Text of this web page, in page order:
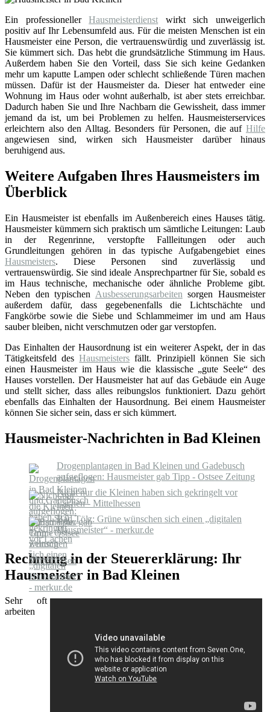
Ein professionellerHausmeisterdienst wirkt sich unweigerlich
positiv auf Ihr Lebensumfeld aus. Für die meisten Menschen ist ein
Hausmeister eine Person, die vertrauenswürdig und zuverlässig ist.
Sie kümmert sich. Das hebt die grundsätzliche Stimmung im Haus.
Außerdem haben Sie den Vorteil, dass Sie sich keine Gedanken
mehr um kaputte Lampen oder schlecht schließende Türen machen
müssen. Dafür ist der Hausmeister da. Dieser hat entweder eine
Wohnung im Haus oder wohnt außerhalb, ist aber stets erreichbar.
Dadurch haben Sie und Ihre Nachbarn die Gewissheit, dass immer
jemand da ist, um bei Problemen zu helfen. Hausmeisterservices
erleichtern also den Alltag. Besonders für Personen, die auf Hilfe
angewiesen sind, wirken sich Hausmeister darüber hinaus
beruhigend aus.
Weitere Aufgaben Ihres Hausmeisters im
Überblick
Ein Hausmeister ist ebenfalls im Außenbereich eines Hauses tätig.
Hausmeister kümmern sich praktisch um sämtliche Leitungen: Laub
in der Regenrinne, verstopfte Fallleitungen oder auch
Grundleitungen gehören in das typische Aufgabengebiet eines
Hausmeisters. Diese Personen sind zuverlässig und
vertrauenswürdig. Sie sind ideale Ansprechpartner für Sie, sobald es
im Haus technische, mechanische oder ähnliche Probleme gibt.
Neben den typischen Ausbesserungsarbeiten sorgen Hausmeister
außerdem dafür, dass gegebenenfalls die Lichtschächte und
Fangkörbe sowie die Siebe und Schlammeimer im und am Haus
sauber bleiben, nicht verschmutzen oder gar verstopfen.
Das Einhalten der Hausordnung ist ein weiterer Aspekt, der in das
Tätigkeitsfeld desHausmeisters fällt. Prinzipiell können Sie sich
einen Hausmeister im Haus wie die klassische „gute Seele“ des
Hauses vorstellen. Der Hausmeister hat auf das Gebäude ein Auge
und stellt sicher, dass alles reibungslos funktioniert. Dazu gehört
ebenfalls das Einhalten der Hausordnung. Bei einem Hausmeister
können Sie sicher sein, dass er sich kümmert.
Hausmeister-Nachrichten in Bad Kleinen
Drogenplantagen in Bad Kleinen und Gadebusch
aufgeflogen: Hausmeister gab Tipp - Ostsee Zeitung
Nicht nur die Kleinen haben sich gekringelt vor
Lachen - Mittelhessen
Bad Tölz: Grüne wünschen sich einen „digitalen
Hausmeister“ - merkur.de
Rechnung in der Steuererklärung: Ihr
Hausmeister in Bad Kleinen
Sehr oft
arbeiten